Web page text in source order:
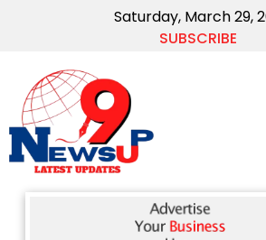
Saturday, March 29,
SUBSCRIBE